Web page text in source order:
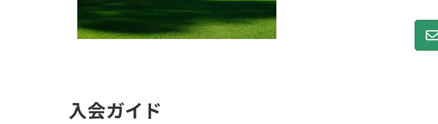
入会ガイド